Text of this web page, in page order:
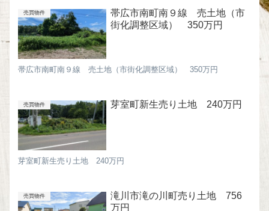
売買物件
帯広市南町南９線 売土地（市
街化調整区域） 350万円
帯広市南町南９線 売土地（市街化調整区域） 350万円
売買物件 芽室町新生売り土地 240万円
芽室町新生売り土地 240万円
売買物件
滝川市滝の川町売り土地 756
万円